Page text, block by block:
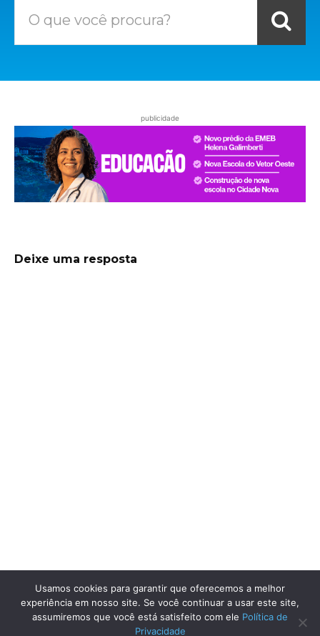
O que você procura?
publicidade
Deixe uma resposta
Usamos cookies para garantir que oferecemos a melhor
experiência em nosso site. Se você continuar a usar este site,
assumiremos que você está satisfeito com ele Política de
Privacidade